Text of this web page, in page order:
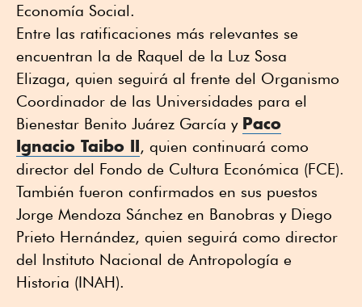
Economía Social.
Entre las ratificaciones más relevantes se
encuentran la de Raquel de la Luz Sosa
Elizaga, quien seguirá al frente del Organismo
Coordinador de las Universidades para el
Bienestar Benito Juárez García y Paco
Ignacio Taibo II, quien continuará como
director del Fondo de Cultura Económica (FCE).
También fueron confirmados en sus puestos
Jorge Mendoza Sánchez en Banobras y Diego
Prieto Hernández, quien seguirá como director
del Instituto Nacional de Antropología e
Historia (INAH).